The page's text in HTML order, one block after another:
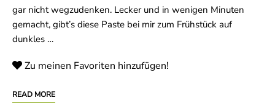
gar nicht wegzudenken. Lecker und in wenigen Minuten
gemacht, gibt’s diese Paste bei mir zum Frühstück auf
dunkles …
Zu meinen Favoriten hinzufügen!
READ MORE